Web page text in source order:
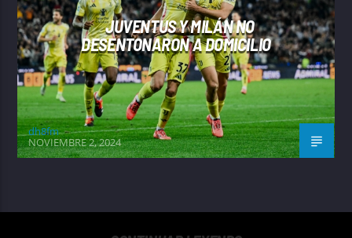
JUVENTUS Y MILÁN NO
DESENTONARON A DOMICILIO
dh8fm
NOVIEMBRE 2, 2024